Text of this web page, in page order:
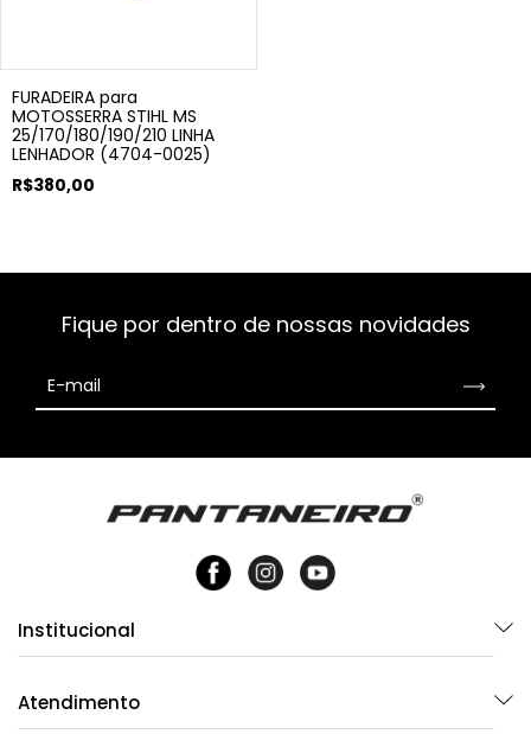
FURADEIRA para
MOTOSSERRA STIHL MS
25/170/180/190/210 LINHA
LENHADOR (4704-0025)
R$380,00
Fique por dentro de nossas novidades
Institucional
Atendimento